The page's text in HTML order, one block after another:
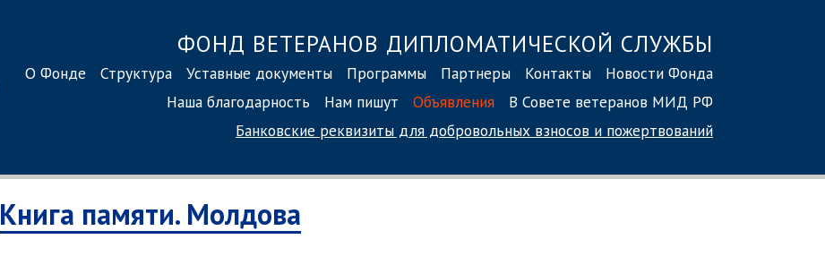
ФОНД ВЕТЕРАНОВ ДИПЛОМАТИЧЕСКОЙ СЛУЖБЫ
О Фонде Структура Уставные документы Программы Партнеры Контакты
Новости Фонда
Наша благодарность
Нам пишут Объявления
В Совете ветеранов МИД РФ
Банковские реквизиты для добровольных взносов и пожертвований
Книга памяти. Молдова